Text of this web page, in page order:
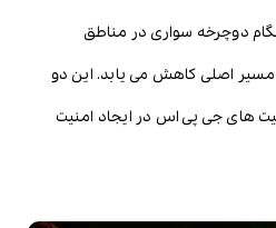
دوچرخه سواری در مناطق
مسیر اصلی کاهش می یابد. این دو
های جی پی اس در ایجاد امنیت